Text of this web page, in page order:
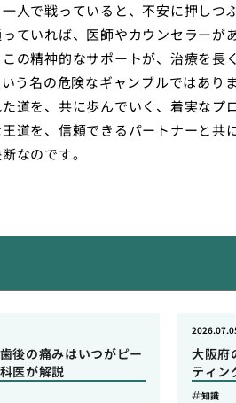
人で戦っていると、不安に押しつ
ていれば、医師やカウンセラーが
の精神的なサポートが、治療を長
う名の危険なギャンブルではあり
道を、共に歩んでいく、着実なプ
道を、信頼できるパートナーと共
なのです。
後の痛みはいつがピー
医が解説
大阪府
ティン
知識